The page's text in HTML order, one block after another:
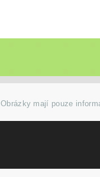
Obrázky mají pouze